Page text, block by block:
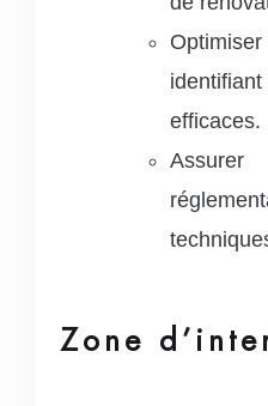
efficaces.
Zone